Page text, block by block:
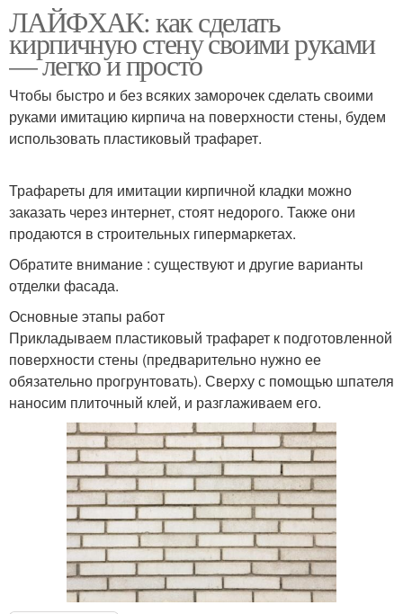
ЛАЙФХАК: как сделать
кирпичную стену своими руками
— легко и просто
Чтобы быстро и без всяких заморочек сделать своими
руками имитацию кирпича на поверхности стены, будем
использовать пластиковый трафарет.
Трафареты для имитации кирпичной кладки можно
заказать через интернет, стоят недорого. Также они
продаются в строительных гипермаркетах.
Обратите внимание : существуют и другие варианты
отделки фасада.
Основные этапы работ
Прикладываем пластиковый трафарет к подготовленной
поверхности стены (предварительно нужно ее
обязательно прогрунтовать). Сверху с помощью шпателя
наносим плиточный клей, и разглаживаем его.